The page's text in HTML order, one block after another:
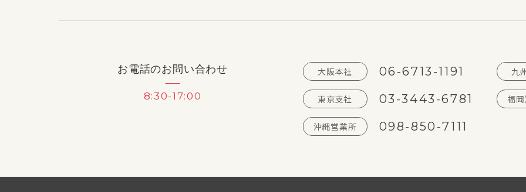
お電話のお問い合わせ
8:30-17:00
大阪本社 06-6713-1191 九
東京支社 03-3443-6781 福
沖縄営業所 098-850-7111